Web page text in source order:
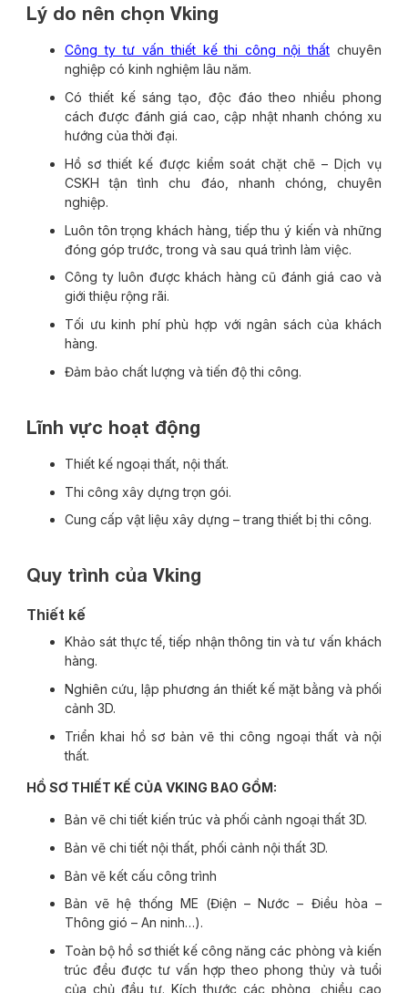
Lý do nên chọn Vking
Công ty tư vấn thiết kế thi công nội thất chuyên
nghiệp có kinh nghiệm lâu năm.
Có thiết kế sáng tạo, độc đáo theo nhiều phong
cách được đánh giá cao, cập nhật nhanh chóng xu
hướng của thời đại.
Hồ sơ thiết kế được kiểm soát chặt chẽ – Dịch vụ
CSKH tận tình chu đáo, nhanh chóng, chuyên
nghiệp.
Luôn tôn trọng khách hàng, tiếp thu ý kiến và những
đóng góp trước, trong và sau quá trình làm việc.
Công ty luôn được khách hàng cũ đánh giá cao và
giới thiệu rộng rãi.
Tối ưu kinh phí phù hợp với ngân sách của khách
hàng.
Đảm bảo chất lượng và tiến độ thi công.
Lĩnh vực hoạt động
Thiết kế ngoại thất, nội thất.
Thi công xây dựng trọn gói.
Cung cấp vật liệu xây dựng – trang thiết bị thi công.
Quy trình của Vking
Thiết kế
Khảo sát thực tế, tiếp nhận thông tin và tư vấn khách
hàng.
Nghiên cứu, lập phương án thiết kế mặt bằng và phối
cảnh 3D.
Triển khai hồ sơ bản vẽ thi công ngoại thất và nội
thất.
HỒ SƠ THIẾT KẾ CỦA VKING BAO GỒM:
Bản vẽ chi tiết kiến trúc và phối cảnh ngoại thất 3D.
Bản vẽ chi tiết nội thất, phối cảnh nội thất 3D.
Bản vẽ kết cấu công trình
Bản vẽ hệ thống ME (Điện – Nước – Điều hòa –
Thông gió – An ninh…).
Toàn bộ hồ sơ thiết kế công năng các phòng và kiến
trúc đều được tư vấn hợp theo phong thủy và tuổi
của chủ đầu tư. Kích thước các phòng, chiều cao